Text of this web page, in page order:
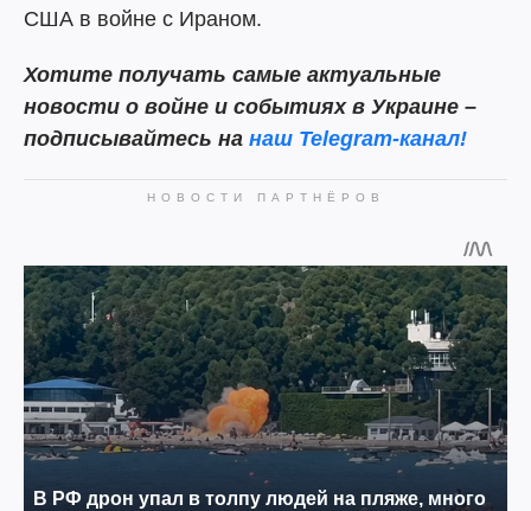
США в войне с Ираном.
Хотите получать самые актуальные
новости о войне и событиях в Украине –
подписывайтесь на наш Telegram-канал!